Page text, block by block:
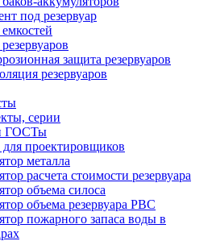
под резервуар
защита резервуаров
резервуаров
серии
ГОСТы
проектировщиков
металла
расчета стоимости резервуара
объема силоса
объема резервуара РВС
пожарного запаса воды в